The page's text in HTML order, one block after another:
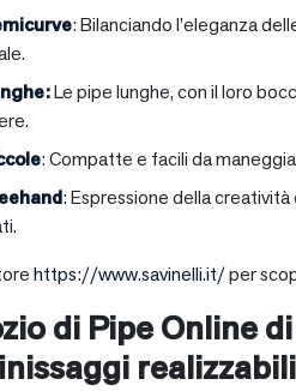
: Bilanciando l’eleganza
:Le pipe lunghe, con il loro
: Compatte e facili da
: Espressione della
https://www.savinelli.it/per
di Pipe Online